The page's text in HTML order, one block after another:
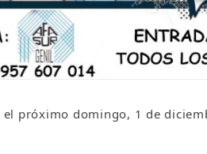
el próximo domingo, 1 de